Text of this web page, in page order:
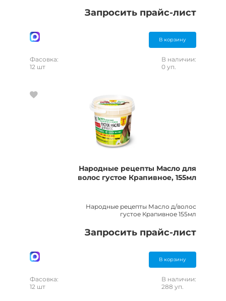
Запросить прайс-лист
В корзину
Фасовка:
12 шт
В наличии:
0 уп.
Народные рецепты Масло для
волос густое Крапивное, 155мл
Народные рецепты Масло д/волос
густое Крапивное 155мл
Запросить прайс-лист
В корзину
Фасовка:
12 шт
В наличии:
288 уп.